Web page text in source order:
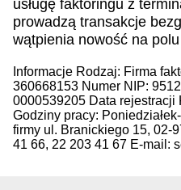
usługę faktoringu z
prowadzą transakcje
wątpienia nowość na
Informacje Rodzaj: Firma
360668153 Numer NIP:
0000539205 Data rejestracji
Godziny pracy:
firmy ul. Branickiego 15, 02-
41 66, 22 203 41 67 E-mail: